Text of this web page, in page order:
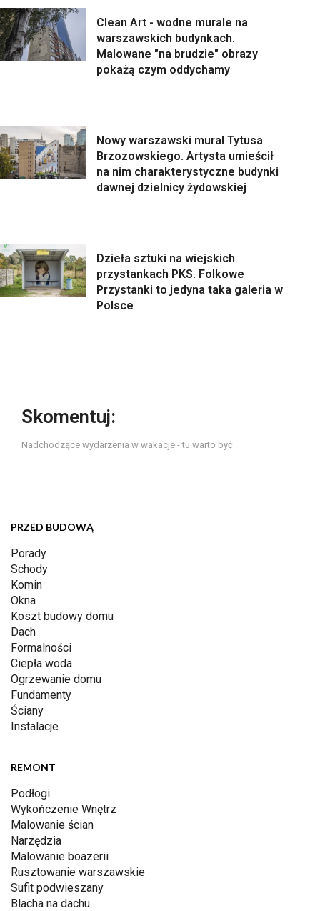
Clean Art - wodne murale na
warszawskich budynkach.
Malowane "na brudzie" obrazy
pokażą czym oddychamy
Nowy warszawski mural Tytusa
Brzozowskiego. Artysta umieścił
na nim charakterystyczne budynki
dawnej dzielnicy żydowskiej
Dzieła sztuki na wiejskich
przystankach PKS. Folkowe
Przystanki to jedyna taka galeria w
Polsce
Skomentuj:
Nadchodzące wydarzenia w wakacje - tu warto być
PRZED BUDOWĄ
Porady
Schody
Komin
Okna
Koszt budowy domu
Dach
Formalności
Ciepła woda
Ogrzewanie domu
Fundamenty
Ściany
Instalacje
REMONT
Podłogi
Wykończenie Wnętrz
Malowanie ścian
Narzędzia
Malowanie boazerii
Rusztowanie warszawskie
Sufit podwieszany
Blacha na dachu